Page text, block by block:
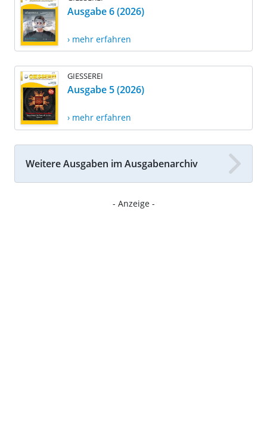
Ausgabe 6 (2026)
› mehr erfahren
GIESSEREI
Ausgabe 5 (2026)
› mehr erfahren
Weitere Ausgaben im Ausgabenarchiv
- Anzeige -